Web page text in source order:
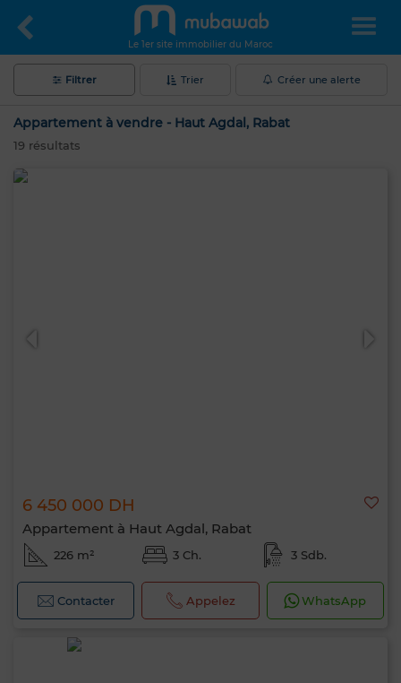
Le 1er site immobilier du Maroc
Filtrer Trier Créer une alerte
Appartement à vendre - Haut Agdal, Rabat
19 résultats
6 450 000 DH
Appartement à Haut Agdal, Rabat
226 m² 3 Ch. 3 Sdb.
Contacter Appelez WhatsApp